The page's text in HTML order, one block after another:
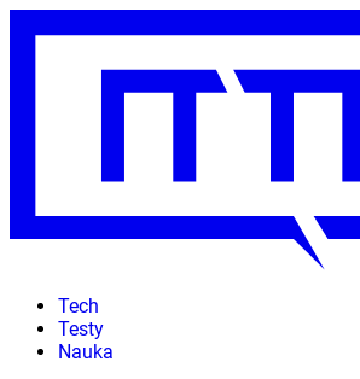
Tech
Testy
Nauka